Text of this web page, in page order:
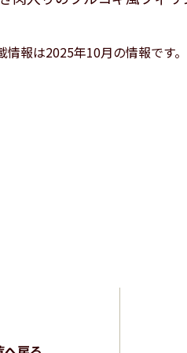
情報は2025年10月の情報です。